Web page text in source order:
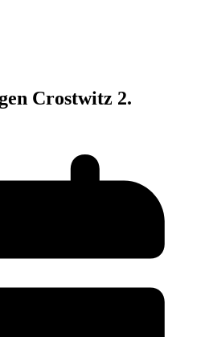
Crostwitz 2.